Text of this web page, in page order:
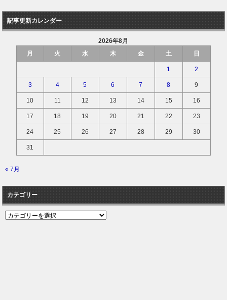
記事更新カレンダー
2026年8月
月
火 水 木 金 土 日
1 2
3 4 5 6 7 8 9
10 11 12 13 14 15 16
17 18 19 20 21 22 23
24 25 26 27 28 29 30
31
« 7月
カテゴリー
カ